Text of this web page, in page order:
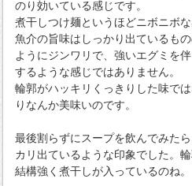
のり効いている感じです。
煮干しつけ麺というほどニボニボ
魚介の旨味はしっかり出ているも
ようにジンワリで、強いエグミを
するような感じではありません。
輪郭がハッキリくっきりした味で
りなんか美味いのです。
最後割らずにスープを飲んでみた
カリ出ているような印象でした。
結構強く煮干しが入っているのね。